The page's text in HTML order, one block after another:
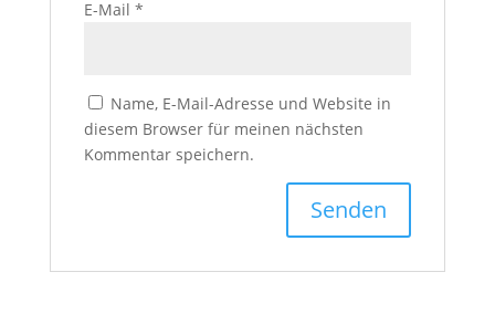
E-Mail *
Name, E-Mail-Adresse und Website in
diesem Browser für meinen nächsten
Kommentar speichern.